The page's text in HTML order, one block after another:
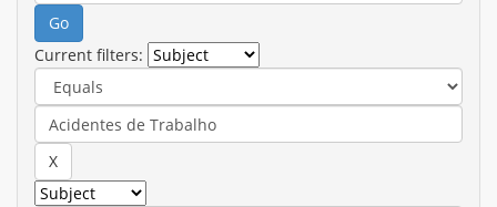
Current filters: